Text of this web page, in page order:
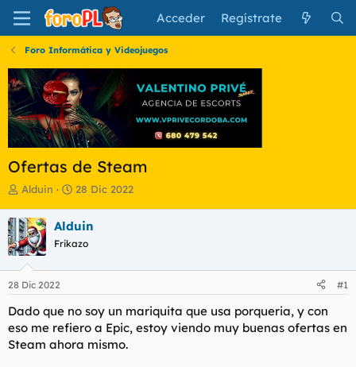
Acceder Regístrate
Foro Informática y Videojuegos
Ofertas de Steam
I
i
c
i
a
d
o
d
e
l
Alduin
F
h
a
e
i
c
i
28 Dic 2022
Alduin
Frikazo
28 Dic 2022 #1
Dado que no soy un mariquita que usa porqueria, y con
eso me refiero a Epic, estoy viendo muy buenas ofertas en
Steam ahora mismo.